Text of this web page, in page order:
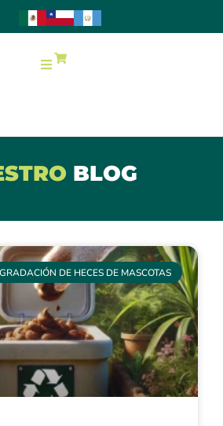
BLOG
DE HECES DE MASCOTAS